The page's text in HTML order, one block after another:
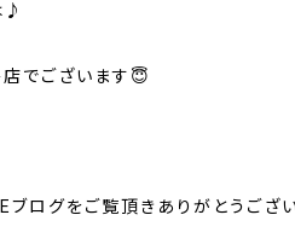
♪
でございます😇
ブログをご覧頂きありがとうござ